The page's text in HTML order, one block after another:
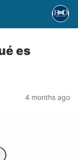
es
4 months ago